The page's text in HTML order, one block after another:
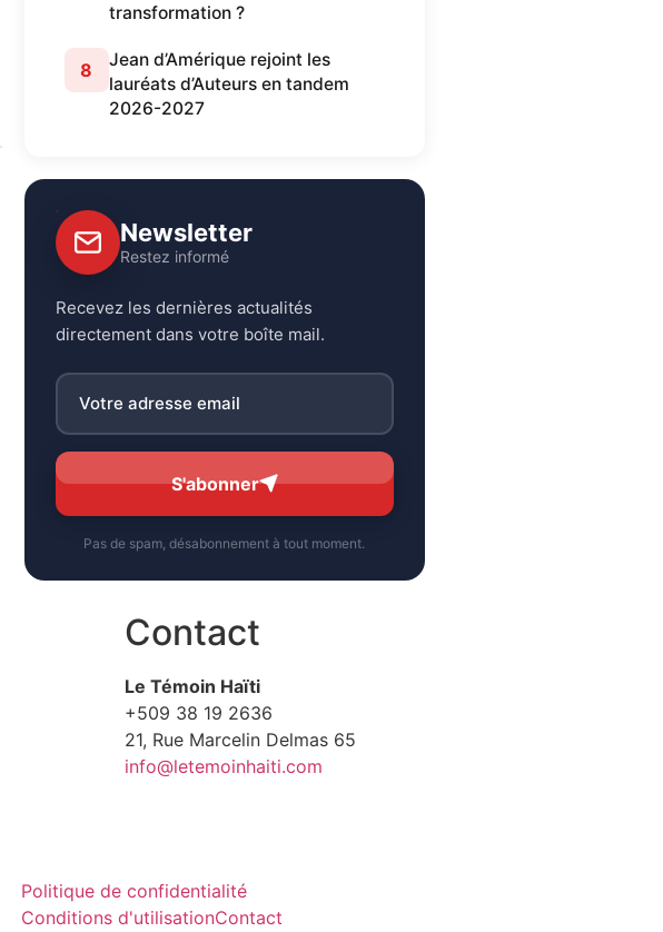
transformation ?
8
Jean d’Amérique rejoint les
lauréats d’Auteurs en tandem
2026-2027
Newsletter
Restez informé
Recevez les dernières actualités
directement dans votre boîte mail.
S'abonner
Pas de spam, désabonnement à tout moment.
Contact
Le Témoin Haïti
+509 38 19 2636
21, Rue Marcelin Delmas 65
info@letemoinhaiti.com
Politique de confidentialité
Conditions d'utilisationContact